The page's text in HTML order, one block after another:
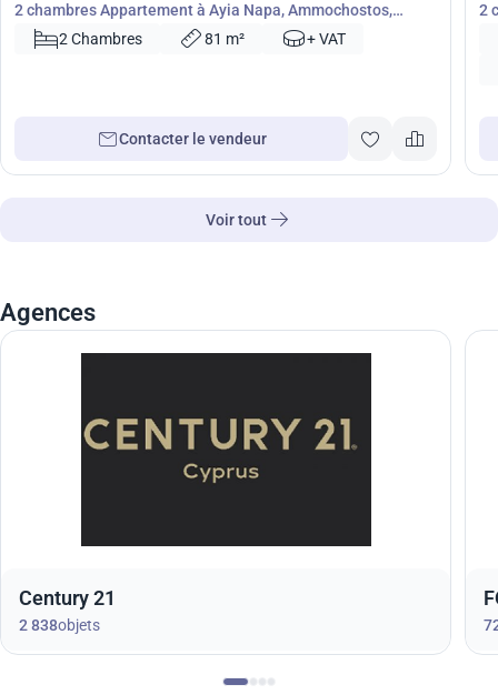
Voir tout
2 chambres Appartement à Ayia Napa, Ammochostos,
Chypre No. 42508
2 Chambres 81 m² + VAT
Contacter le vendeur
2
Agences
Century 21
2 838objets